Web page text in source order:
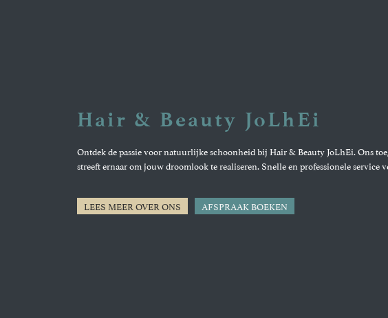
Hair & Beauty JoLhEi
Ontdek de passie voor natuurlijke schoonheid bij Hair & Beauty JoLhEi. Ons
streeft ernaar om jouw droomlook te realiseren. Snelle en professionele service
LEES MEER OVER ONS AFSPRAAK BOEKEN